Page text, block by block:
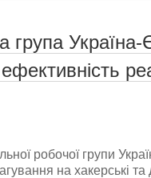
Україна-
робочої групи
на хакерські та